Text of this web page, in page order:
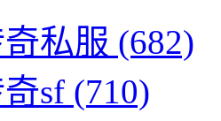
私服 (682)
sf (710)